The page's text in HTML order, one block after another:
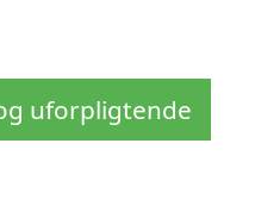
uforpligtende